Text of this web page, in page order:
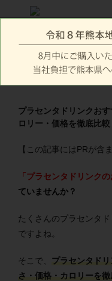
プラセンタドリンクお
ロリー・価格を徹底比
【この記事にはPRが含
「プラセンタドリンク
ていませんか？
たくさんのプラセンタ
ですよね。
そこで、 プラセンタド
さ・価格・カロリーを徹